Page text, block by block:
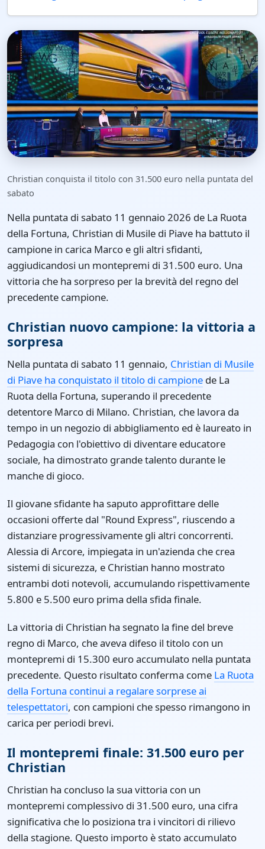
Christian conquista il titolo con 31.500 euro nella puntata del
sabato
Nella puntata di sabato 11 gennaio 2026 de La Ruota
della Fortuna, Christian di Musile di Piave ha battuto il
campione in carica Marco e gli altri sfidanti,
aggiudicandosi un montepremi di 31.500 euro. Una
vittoria che ha sorpreso per la brevità del regno del
precedente campione.
Christian nuovo campione: la vittoria a
sorpresa
Nella puntata di sabato 11 gennaio, Christian di Musile
di Piave ha conquistato il titolo di campione de La
Ruota della Fortuna, superando il precedente
detentore Marco di Milano. Christian, che lavora da
tempo in un negozio di abbigliamento ed è laureato in
Pedagogia con l'obiettivo di diventare educatore
sociale, ha dimostrato grande talento durante le
manche di gioco.
Il giovane sfidante ha saputo approfittare delle
occasioni offerte dal "Round Express", riuscendo a
distanziare progressivamente gli altri concorrenti.
Alessia di Arcore, impiegata in un'azienda che crea
sistemi di sicurezza, e Christian hanno mostrato
entrambi doti notevoli, accumulando rispettivamente
5.800 e 5.500 euro prima della sfida finale.
La vittoria di Christian ha segnato la fine del breve
regno di Marco, che aveva difeso il titolo con un
montepremi di 15.300 euro accumulato nella puntata
precedente. Questo risultato conferma come La Ruota
della Fortuna continui a regalare sorprese ai
telespettatori, con campioni che spesso rimangono in
carica per periodi brevi.
Il montepremi finale: 31.500 euro per
Christian
Christian ha concluso la sua vittoria con un
montepremi complessivo di 31.500 euro, una cifra
significativa che lo posiziona tra i vincitori di rilievo
della stagione. Questo importo è stato accumulato